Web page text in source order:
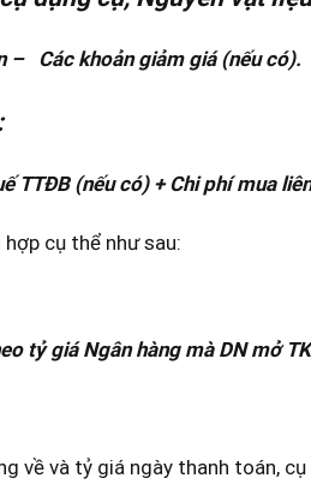
– Các khoản giảm giá (nếu có).
TTĐB (nếu có) + Chi phí mua
cụ thể như sau:
tỷ giá Ngân hàng mà DN mở
về và tỷ giá ngày thanh toán,